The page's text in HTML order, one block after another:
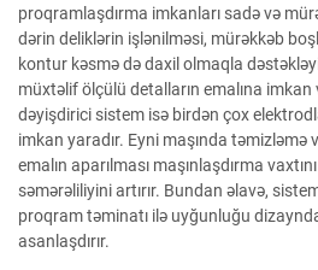
proqramlaşdırma imkanları sadə və
dərin deliklərin işlənilməsi, mürəkkəb
kontur kəsmə də daxil olmaqla
müxtəlif ölçülü detalların emalına
dəyişdirici sistem isə birdən çox
imkan yaradır. Eyni maşında
emalın aparılması maşınlaşdırma
səmərəliliyini artırır. Bundan əlavə,
proqram təminatı ilə uyğunluğu
asanlaşdırır.